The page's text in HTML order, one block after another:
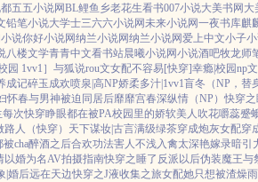
五五小说网BL鲤鱼乡老花生看书007小说大美书网 大
铅笔小说大学士三六六小说网未来小说网一夜书库麒
说你好小说网纳兰小说网纳兰小说网爱上中文小子
八楼文学青青中文看书站晨曦小说网小说酒吧牧龙师
园 1vv1］ 与狐说rou文女配不容易[快穿]幸瘾|校园np
成记碎玉成欢喷泉|高NP娇柔多汁|1vv1盲冬（NP，替
怀春与男神被迫同居后靡靡宫春深纵情（NP）快穿
每次快穿睁眼都在被PA校园里的娇软美人 吹花嚼蕊蹙
人（快穿） 天下谋妆|古言满级绿茶穿成炮灰女配穿
cha醉酒之后合欢功法害人不浅入禽太深艳嫁录暗引
以婚为名AV拍摄指南快穿之睡了反派以后伪装魔王与
|婚后远在天边快穿之J液收集之旅女配她只想被渣燥